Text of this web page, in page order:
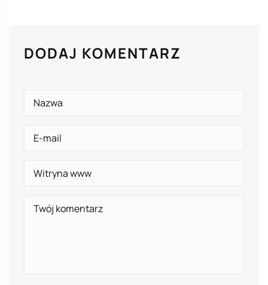
DODAJ KOMENTARZ